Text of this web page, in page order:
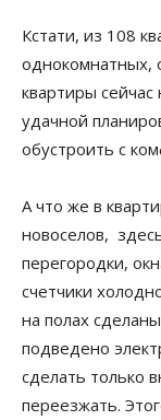
Кстати, из 108
однокомнатных,
квартиры сейчас
удачной
обустроить с
А что же в
новоселов,
перегородки,
счетчики
на полах
подведено
сделать только
переезжать.